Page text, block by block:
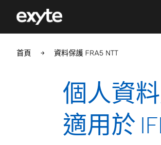
首頁 資料保護 FRA5 NTT
個人資
適用於